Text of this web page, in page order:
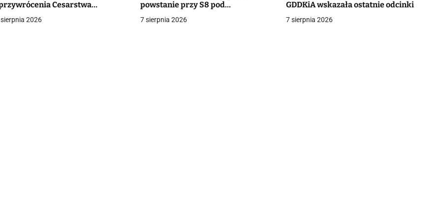
Cesarstwa
2026
powstanie przy S8 pod
7 sierpnia 2026
GDDKiA wskazała ostatnie odcinki
7 sierpnia 2026